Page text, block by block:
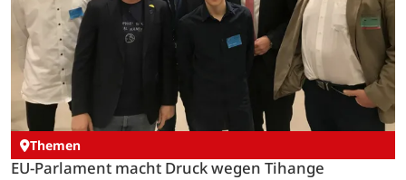
Themen
EU-Parlament macht Druck wegen Tihange